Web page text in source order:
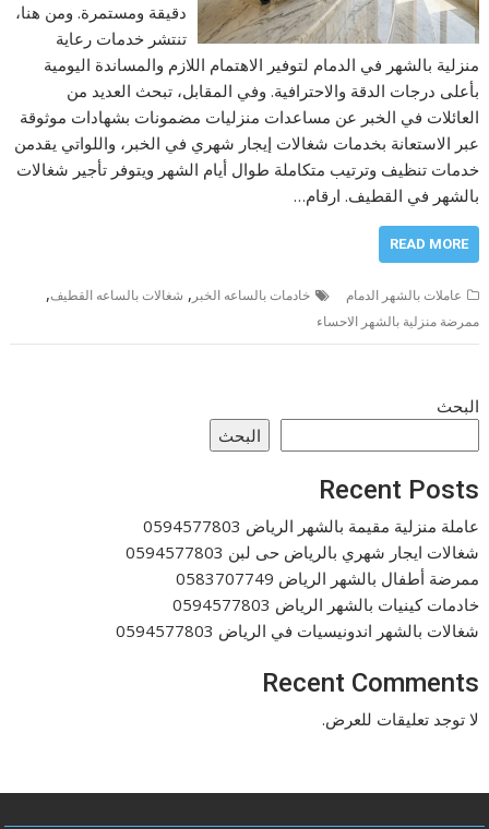
دقيقة ومستمرة. ومن هنا،
تنتشر خدمات رعاية
منزلية بالشهر في الدمام لتوفير الاهتمام اللازم والمساندة اليومية
بأعلى درجات الدقة والاحترافية. وفي المقابل، تبحث العديد من
العائلات في الخبر عن مساعدات منزليات مضمونات بشهادات موثوقة
عبر الاستعانة بخدمات شغالات إيجار شهري في الخبر، واللواتي يقدمن
خدمات تنظيف وترتيب متكاملة طوال أيام الشهر ويتوفر تأجير شغالات
بالشهر في القطيف. ارقام…
READ MORE
عاملات بالشهر الدمام خادمات بالساعه الخبر , شغالات بالساعه القطيف,
ممرضة منزلية بالشهر الاحساء
البحث
البحث
Recent Posts
عاملة منزلية مقيمة بالشهر الرياض 0594577803
شغالات ايجار شهري بالرياض حى لبن 0594577803
ممرضة أطفال بالشهر الرياض 0583707749
خادمات كينيات بالشهر الرياض 0594577803
شغالات بالشهر اندونيسيات في الرياض 0594577803
Recent Comments
لا توجد تعليقات للعرض.